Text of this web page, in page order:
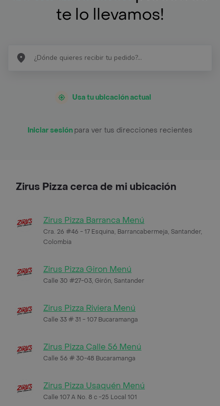
te lo llevamos!
Usa tu ubicación actual
Iniciar sesión para ver tus direcciones recientes
Zirus Pizza cerca de mi ubicación
Zirus Pizza Barranca Menú
Cra. 26 #46 - 17 Esquina, Barrancabermeja, Santander,
Colombia
Zirus Pizza Giron Menú
Calle 30 #27-03, Girón, Santander
Zirus Pizza Riviera Menú
Calle 33 # 31 - 107 Bucaramanga
Zirus Pizza Calle 56 Menú
Calle 56 # 30-48 Bucaramanga
Zirus Pizza Usaquén Menú
Calle 107 A No. 8 c -25 Local 101